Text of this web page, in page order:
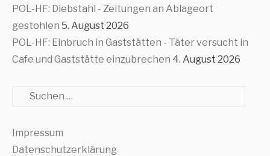
POL-HF: Diebstahl - Zeitungen an Ablageort
gestohlen 5. August 2026
POL-HF: Einbruch in Gaststätten - Täter versucht in
Cafe und Gaststätte einzubrechen 4. August 2026
Suche
Impressum
Datenschutzerklärung